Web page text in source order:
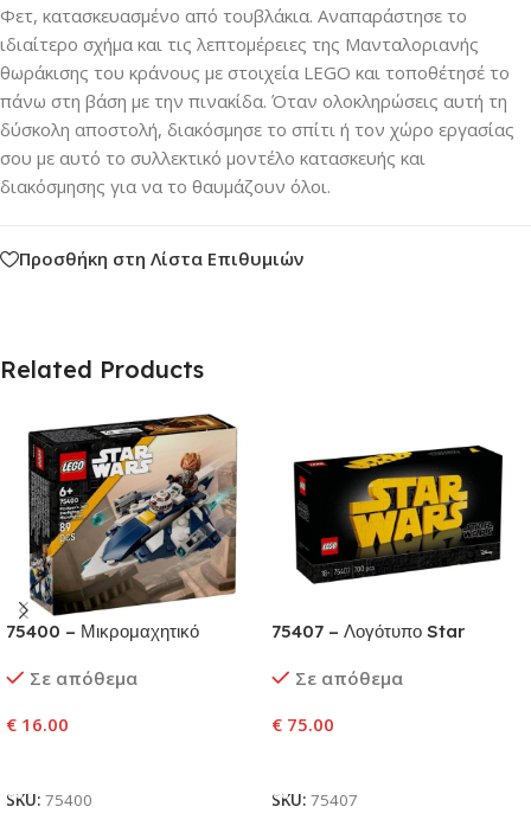
Φετ, κατασκευασμένο από τουβλάκια. Αναπαράστησε το
ιδιαίτερο σχήμα και τις λεπτομέρειες της Μανταλοριανής
θωράκισης του κράνους με στοιχεία LEGO και τοποθέτησέ το
πάνω στη βάση με την πινακίδα. Όταν ολοκληρώσεις αυτή τη
δύσκολη αποστολή, διακόσμησε το σπίτι ή τον χώρο εργασίας
σου με αυτό το συλλεκτικό μοντέλο κατασκευής και
διακόσμησης για να το θαυμάζουν όλοι.
Προσθήκη στη Λίστα Επιθυμιών
Related Products
75400 – Μικρομαχητικό
Πλο Κουν
Σε απόθεμα
€ 16.00
SKU: 75400
75407 – Λογότυπο Star
Σε απόθεμα
€ 75.00
SKU: 75407